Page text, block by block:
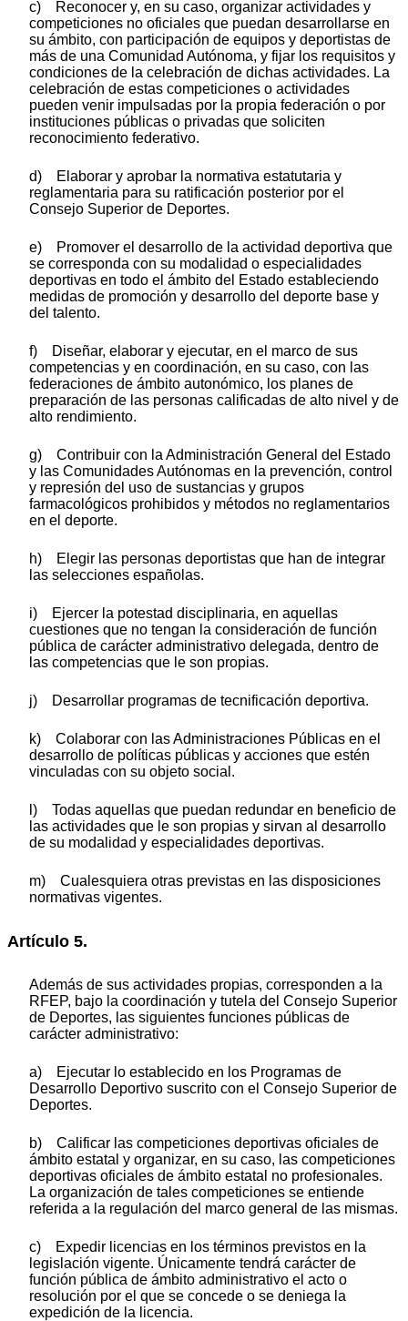
c) Reconocer y, en su caso, organizar actividades y
competiciones no oficiales que puedan desarrollarse en
su ámbito, con participación de equipos y deportistas de
más de una Comunidad Autónoma, y fijar los requisitos y
condiciones de la celebración de dichas actividades. La
celebración de estas competiciones o actividades
pueden venir impulsadas por la propia federación o por
instituciones públicas o privadas que soliciten
reconocimiento federativo.
d) Elaborar y aprobar la normativa estatutaria y
reglamentaria para su ratificación posterior por el
Consejo Superior de Deportes.
e) Promover el desarrollo de la actividad deportiva que
se corresponda con su modalidad o especialidades
deportivas en todo el ámbito del Estado estableciendo
medidas de promoción y desarrollo del deporte base y
del talento.
f) Diseñar, elaborar y ejecutar, en el marco de sus
competencias y en coordinación, en su caso, con las
federaciones de ámbito autonómico, los planes de
preparación de las personas calificadas de alto nivel y de
alto rendimiento.
g) Contribuir con la Administración General del Estado
y las Comunidades Autónomas en la prevención, control
y represión del uso de sustancias y grupos
farmacológicos prohibidos y métodos no reglamentarios
en el deporte.
h) Elegir las personas deportistas que han de integrar
las selecciones españolas.
i) Ejercer la potestad disciplinaria, en aquellas
cuestiones que no tengan la consideración de función
pública de carácter administrativo delegada, dentro de
las competencias que le son propias.
j) Desarrollar programas de tecnificación deportiva.
k) Colaborar con las Administraciones Públicas en el
desarrollo de políticas públicas y acciones que estén
vinculadas con su objeto social.
l) Todas aquellas que puedan redundar en beneficio de
las actividades que le son propias y sirvan al desarrollo
de su modalidad y especialidades deportivas.
m) Cualesquiera otras previstas en las disposiciones
normativas vigentes.
Artículo 5.
Además de sus actividades propias, corresponden a la
RFEP, bajo la coordinación y tutela del Consejo Superior
de Deportes, las siguientes funciones públicas de
carácter administrativo:
a) Ejecutar lo establecido en los Programas de
Desarrollo Deportivo suscrito con el Consejo Superior de
Deportes.
b) Calificar las competiciones deportivas oficiales de
ámbito estatal y organizar, en su caso, las competiciones
deportivas oficiales de ámbito estatal no profesionales.
La organización de tales competiciones se entiende
referida a la regulación del marco general de las mismas.
c) Expedir licencias en los términos previstos en la
legislación vigente. Únicamente tendrá carácter de
función pública de ámbito administrativo el acto o
resolución por el que se concede o se deniega la
expedición de la licencia.